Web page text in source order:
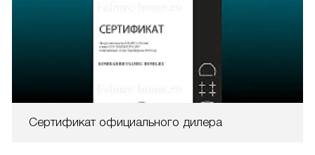
Сертификат официального дилера